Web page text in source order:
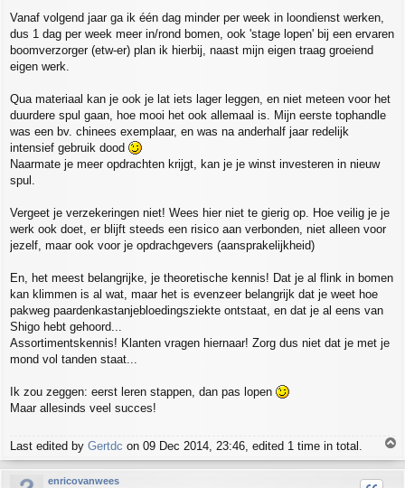
Vanaf volgend jaar ga ik één dag minder per week in loondienst werken,
dus 1 dag per week meer in/rond bomen, ook 'stage lopen' bij een ervaren
boomverzorger (etw-er) plan ik hierbij, naast mijn eigen traag groeiend
eigen werk.
Qua materiaal kan je ook je lat iets lager leggen, en niet meteen voor het
duurdere spul gaan, hoe mooi het ook allemaal is. Mijn eerste tophandle
was een bv. chinees exemplaar, en was na anderhalf jaar redelijk
intensief gebruik dood
Naarmate je meer opdrachten krijgt, kan je je winst investeren in nieuw
spul.
Vergeet je verzekeringen niet! Wees hier niet te gierig op. Hoe veilig je je
werk ook doet, er blijft steeds een risico aan verbonden, niet alleen voor
jezelf, maar ook voor je opdrachgevers (aansprakelijkheid)
En, het meest belangrijke, je theoretische kennis! Dat je al flink in bomen
kan klimmen is al wat, maar het is evenzeer belangrijk dat je weet hoe
pakweg paardenkastanjebloedingsziekte ontstaat, en dat je al eens van
Shigo hebt gehoord...
Assortimentskennis! Klanten vragen hiernaar! Zorg dus niet dat je met je
mond vol tanden staat...
Ik zou zeggen: eerst leren stappen, dan pas lopen
Maar allesinds veel succes!
Last edited by Gertdc on 09 Dec 2014, 23:46, edited 1 time in total.
o
p
enricovanwees